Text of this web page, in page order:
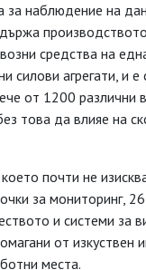
за наблюдение на
средства на
силови агрегати, и
от 1200 различни
това да влияе на
почти не
за мониторинг,
и системи за
от изкуствен
места.